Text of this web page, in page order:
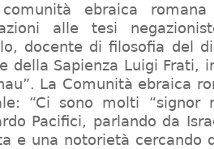
ebraica
alle tesi
docente di filosofia del
della Sapienza Luigi Frati,
La Comunità ebraica
“Ci sono molti “signor
Pacifici, parlando da
e una notorietà cercando